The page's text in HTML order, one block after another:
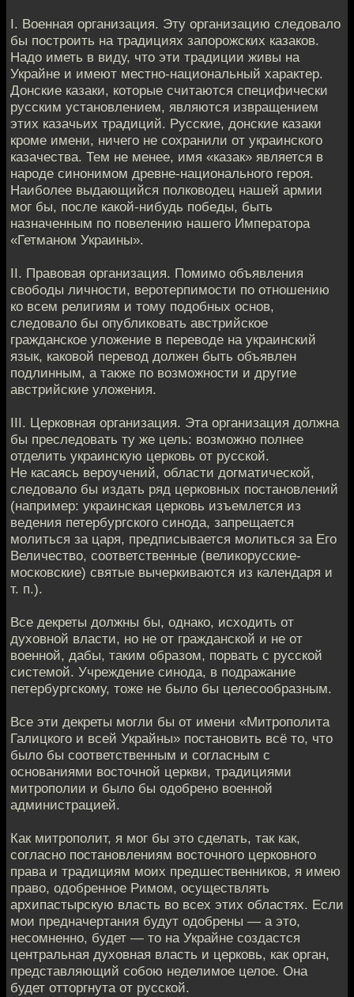
I. Военная организация. Эту организацию следовало
бы построить на традициях запорожских казаков.
Надо иметь в виду, что эти традиции живы на
Украйне и имеют местно-национальный характер.
Донские казаки, которые считаются специфически
русским установлением, являются извращением
этих казачьих традиций. Русские, донские казаки
кроме имени, ничего не сохранили от украинского
казачества. Тем не менее, имя «казак» является в
народе синонимом древне-национального героя.
Наиболее выдающийся полководец нашей армии
мог бы, после какой-нибудь победы, быть
назначенным по повелению нашего Императора
«Гетманом Украины».
II. Правовая организация. Помимо объявления
свободы личности, веротерпимости по отношению
ко всем религиям и тому подобных основ,
следовало бы опубликовать австрийское
гражданское уложение в переводе на украинский
язык, каковой перевод должен быть объявлен
подлинным, а также по возможности и другие
австрийские уложения.
III. Церковная организация. Эта организация должна
бы преследовать ту же цель: возможно полнее
отделить украинскую церковь от русской.
Не касаясь вероучений, области догматической,
следовало бы издать ряд церковных постановлений
(например: украинская церковь изъемлется из
ведения петербургского синода, запрещается
молиться за царя, предписывается молиться за Его
Величество, соответственные (великорусские-
московские) святые вычеркиваются из календаря и
т. п.).
Все декреты должны бы, однако, исходить от
духовной власти, но не от гражданской и не от
военной, дабы, таким образом, порвать с русской
системой. Учреждение синода, в подражание
петербургскому, тоже не было бы целесообразным.
Все эти декреты могли бы от имени «Митрополита
Галицкого и всей Украйны» постановить всё то, что
было бы соответственным и согласным с
основаниями восточной церкви, традициями
митрополии и было бы одобрено военной
администрацией.
Как митрополит, я мог бы это сделать, так как,
согласно постановлениям восточного церковного
права и традициям моих предшественников, я имею
право, одобренное Римом, осуществлять
архипастырскую власть во всех этих областях. Если
мои предначертания будут одобрены — а это,
несомненно, будет — то на Украйне создастся
центральная духовная власть и церковь, как орган,
представляющий собою неделимое целое. Она
будет отторгнута от русской.